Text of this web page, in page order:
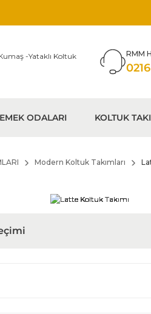
RMM
ODALARI KOLTUK
Modern Koltuk Takımları